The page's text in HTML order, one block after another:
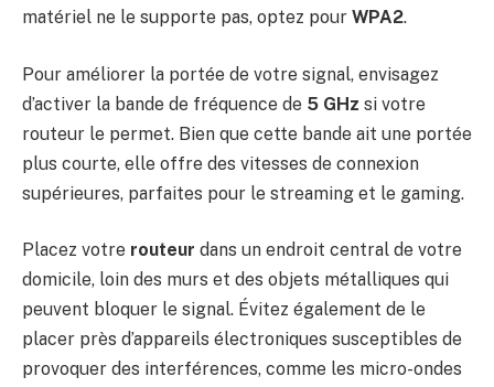
matériel ne le supporte pas, optez pour WPA2.
Pour améliorer la portée de votre signal, envisagez
d’activer la bande de fréquence de 5 GHz si votre
routeur le permet. Bien que cette bande ait une portée
plus courte, elle offre des vitesses de connexion
supérieures, parfaites pour le streaming et le gaming.
Placez votre routeur dans un endroit central de votre
domicile, loin des murs et des objets métalliques qui
peuvent bloquer le signal. Évitez également de le
placer près d’appareils électroniques susceptibles de
provoquer des interférences, comme les micro-ondes